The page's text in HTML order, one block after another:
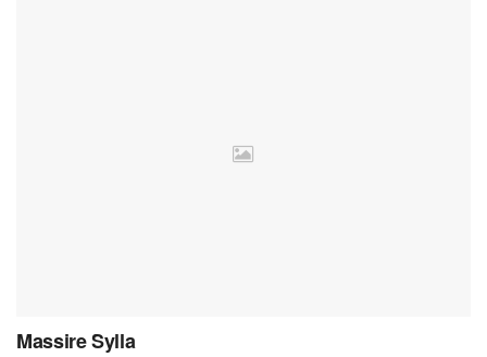
Massire Sylla